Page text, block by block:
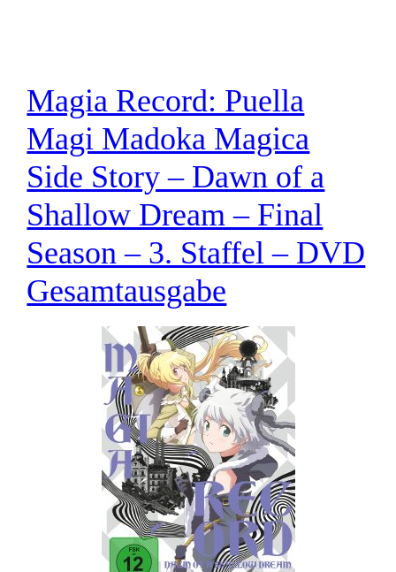
Magia Record: Puella
Magi Madoka Magica
Side Story – Dawn of a
Shallow Dream – Final
Season – 3. Staffel – DVD
Gesamtausgabe